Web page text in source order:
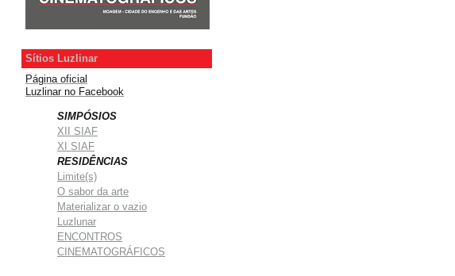
Sítios Luzlinar
Página oficial
Luzlinarno Facebook
SIMPÓSIOS
XII SIAF
XI SIAF
RESIDÊNCIAS
Limite(s)
O sabor da arte
Materializar o vazio
Luzlunar
ENCONTROS
CINEMATOGRÁFICOS